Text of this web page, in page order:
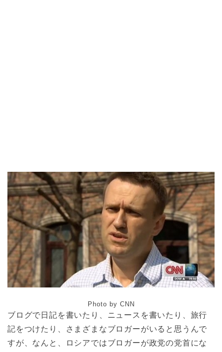
Photo by CNN
ブログで日記を書いたり、ニュースを書いたり、旅行
記をつけたり、さまざまなブロガーがいると思うんで
すが、なんと、ロシアではブロガーが政党の党首にな